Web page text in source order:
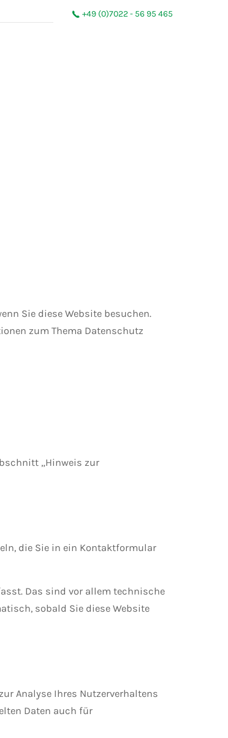
+49 (0)7022 - 56 95 465
Sie diese Website besuchen.
zum Thema Datenschutz
„Hinweis zur
die Sie in ein Kontaktformular
Das sind vor allem technische
sobald Sie diese Website
Analyse Ihres Nutzerverhaltens
Daten auch für